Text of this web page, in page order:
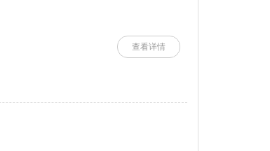
查看详情